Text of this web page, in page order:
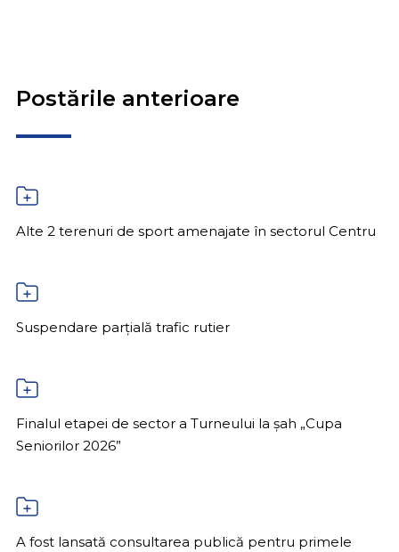
Postările anterioare
Alte 2 terenuri de sport amenajate în sectorul Centru
Suspendare parțială trafic rutier
Finalul etapei de sector a Turneului la șah „Cupa
Seniorilor 2026”
A fost lansată consultarea publică pentru primele